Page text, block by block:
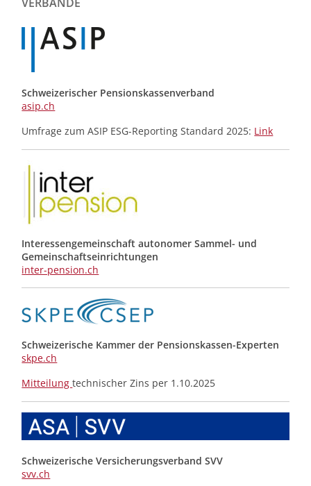
Schweizerischer Pensionskassenverband
asip.ch
Umfrage zum ASIP ESG-Reporting Standard 2025: Link
Interessengemeinschaft autonomer Sammel- und
Gemeinschafts­einrichtungen
inter-pension.ch
Schweizerische Kammer der Pensionskassen-Experten
skpe.ch
Mitteilungtechnischer Zins per 1.10.2025
Schweizerische Versicherungsverband SVV
svv.ch